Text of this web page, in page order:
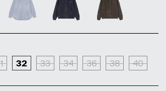
32 33 34 36 38 40